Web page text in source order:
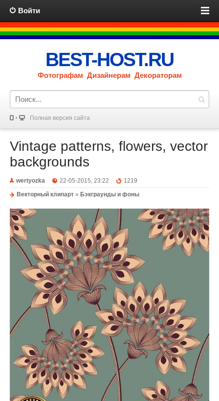
Войти
BEST-HOST.RU
Фотографам Дизайнерам Декораторам
Полная версия сайта
Vintage patterns, flowers, vector
backgrounds
wertyozka 22-05-2015, 23:22
1219
Векторный клипарт » Бэкграунды и фоны